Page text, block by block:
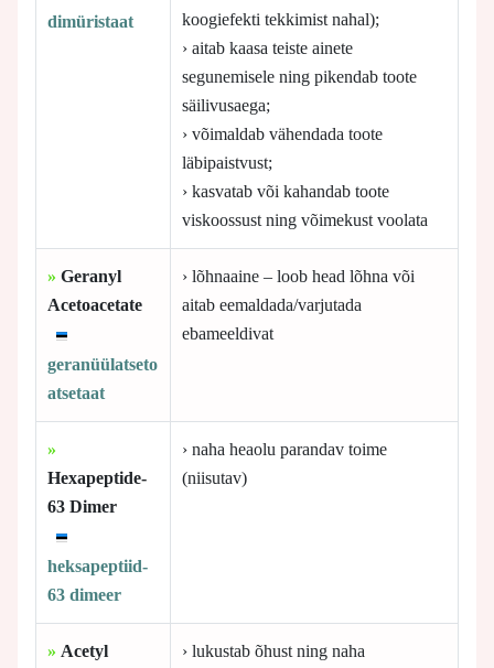
dimüristaat
koogiefekti tekkimist nahal);
› aitab kaasa teiste ainete
segunemisele ning pikendab toote
säilivusaega;
› võimaldab vähendada toote
läbipaistvust;
› kasvatab või kahandab toote
viskoossust ning võimekust voolata
» Geranyl
Acetoacetate
geranüülatseto
atsetaat
› lõhnaaine – loob head lõhna või
aitab eemaldada/varjutada
ebameeldivat
»
Hexapeptide-
63 Dimer
heksapeptiid-
63 dimeer
› naha heaolu parandav toime
(niisutav)
» Acetyl
› lukustab õhust ning naha